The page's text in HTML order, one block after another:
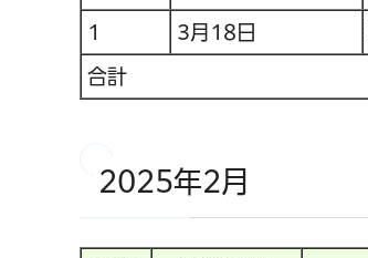
1 3月18日
合計
2025年2月